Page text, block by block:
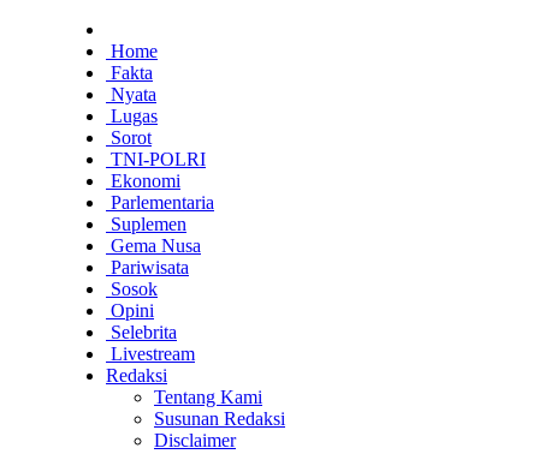
Home
Fakta
Nyata
Lugas
Sorot
TNI-POLRI
Ekonomi
Parlementaria
Suplemen
Gema Nusa
Pariwisata
Sosok
Opini
Selebrita
Livestream
Redaksi
Tentang Kami
Susunan Redaksi
Disclaimer